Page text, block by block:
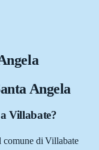
Angela
Villabate?
comune di Villabate